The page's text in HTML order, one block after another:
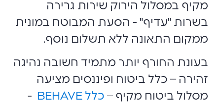
מקיף במסלול הירוק שירות גרירה
בשרות "עדיף" - הסעת המבוטח במונית
ממקום התאונה ללא תשלום נוסף.
בעונת החורף יותר מתמיד חשובה נהיגה
זהירה – כלל ביטוח ופיננסים מציעה
מסלול ביטוח מקיף – כלל BEHAVE
-